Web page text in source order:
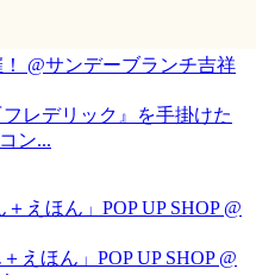
@サンデーブランチ吉祥
レデリック』を手掛けた
ン...
えほん」POP UP SHOP @
えほん」POP UP SHOP @